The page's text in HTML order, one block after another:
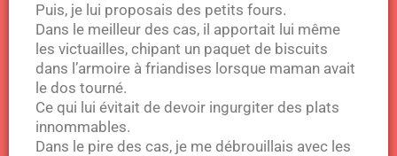
Puis, je lui proposais des petits fours.
Dans le meilleur des cas, il apportait lui même
les victuailles, chipant un paquet de biscuits
dans l’armoire à friandises lorsque maman avait
le dos tourné.
Ce qui lui évitait de devoir ingurgiter des plats
innommables.
Dans le pire des cas, je me débrouillais avec les